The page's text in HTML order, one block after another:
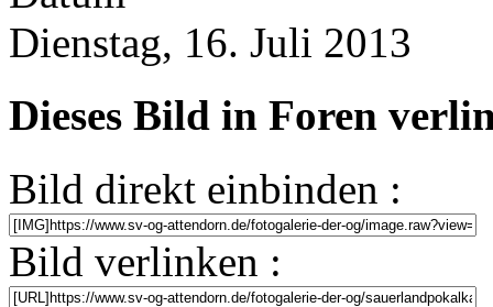
Dienstag, 16. Juli 2013
Dieses Bild in Foren
Bild direkt einbinden :
Bild verlinken :